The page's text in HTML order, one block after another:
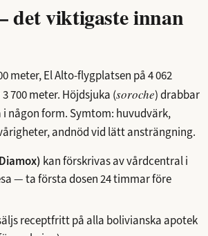
viktigaste innan
meter, El Alto-flygplatsen på 4 062
700 meter. Höjdsjuka (soroche) drabbar
någon form. Symtom: huvudvärk,
andnöd vid lätt ansträngning.
kan förskrivas av vårdcentral i
— ta första dosen 24 timmar före
receptfritt på alla bolivianska apotek